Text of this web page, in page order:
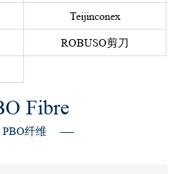
Teijinconex
ROBUSO剪刀
Fibre
PBO纤维